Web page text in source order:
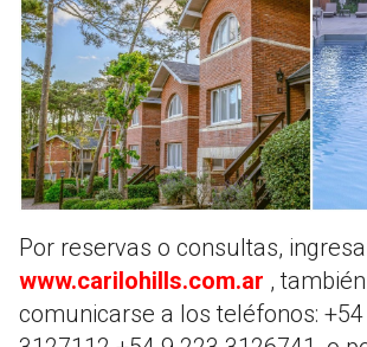
Por reservas o consultas,
www.carilohills.com.ar ,
comunicarse a los teléfonos: